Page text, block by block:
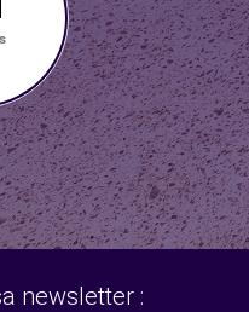
newsletter :